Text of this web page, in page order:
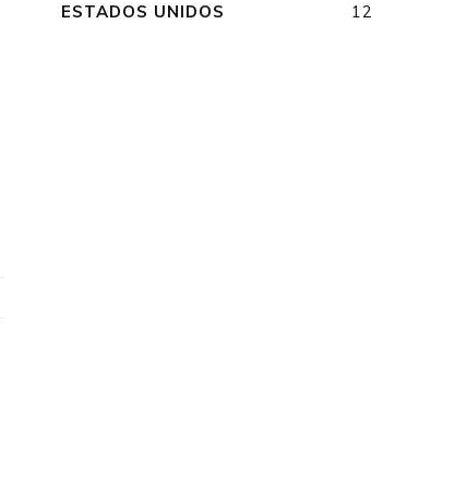
ESTADOS UNIDOS
12